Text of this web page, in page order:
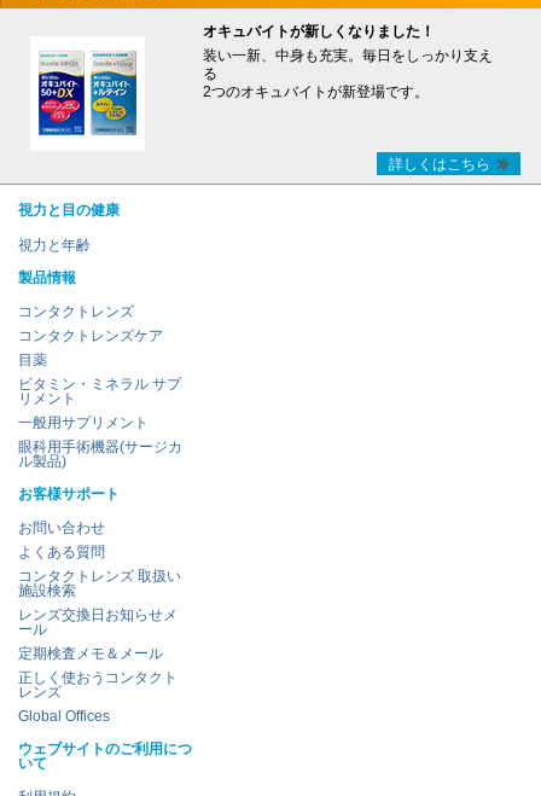
オキュバイトが新しくなりました！
装い一新、中身も充実。毎日をしっかり支え
る
2つのオキュバイトが新登場です。
詳しくはこちら
視力と目の健康
視力と年齢
製品情報
コンタクトレンズ
コンタクトレンズケア
目薬
ビタミン・ミネラル サプ
リメント
一般用サプリメント
眼科用手術機器(サージカ
ル製品)
お客様サポート
お問い合わせ
よくある質問
コンタクトレンズ 取扱い
施設検索
レンズ交換日お知らせメ
ール
定期検査メモ＆メール
正しく使おうコンタクト
レンズ
Global Offices
ウェブサイトのご利用につ
いて